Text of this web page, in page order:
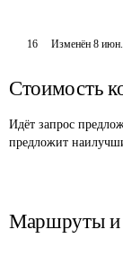
16 Изменён8 июн.
Стоимость
Идёт запрос
предложит
Маршруты и